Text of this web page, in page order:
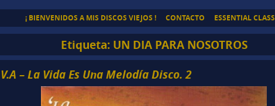
¡ BIENVENIDOS A MIS DISCOS VIEJOS ! CONTACTO ESSENTIAL
Etiqueta: UN DIA PARA NOSOTROS
V.A – La Vida Es Una Melodía Disco. 2